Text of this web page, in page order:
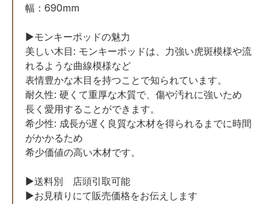
幅：690mm
▶モンキーポッドの魅力
美しい木目: モンキーポッドは、力強い虎斑模様や流
れるような曲線模様など
表情豊かな木目を持つことで知られています。
耐久性: 硬くて重厚な木質で、傷や汚れに強いため
長く愛用することができます。
希少性: 成長が遅く良質な木材を得られるまでに時間
がかかるため
希少価値の高い木材です。
▶︎送料別 店頭引取可能
▶︎お見積りにて販売価格をお伝えします